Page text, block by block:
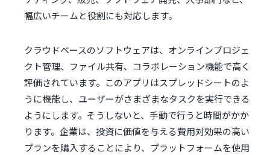
幅広いチームと役割にも対応します。
クラウドベースのソフトウェアは、オンラインプロジェ
クト管理、ファイル共有、コラボレーション機能で高く
評価されています。このアプリはスプレッドシートのよ
うに機能し、ユーザーがさまざまなタスクを実行できる
ようにします。そうしないと、手動で行うと時間がかか
ります。企業は、投資に価値を与える費用対効果の高い
プランを購入することにより、プラットフォームを使用